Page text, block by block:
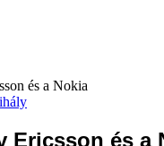
és a Nokia
Ericsson és a